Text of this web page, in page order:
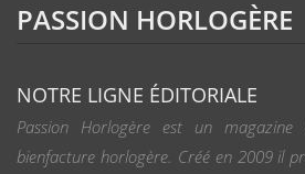
PASSION HORLOGÈRE
NOTRE LIGNE ÉDITORIALE
Passion Horlogère est un magazine
bienfacture horlogère. Créé en 2009 il